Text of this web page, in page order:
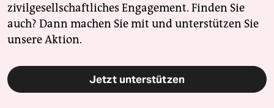
zivilgesellschaftliches Engagement. Finden Sie
auch? Dann machen Sie mit und unterstützen Sie
unsere Aktion.
Jetzt unterstützen